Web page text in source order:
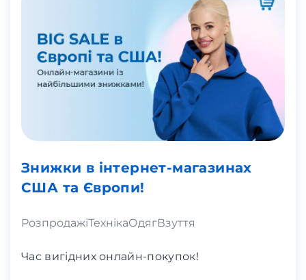
Знижки в інтернет-магазинах
США та Європи!
РозпродажіТехнікаОдягВзуття
Час вигідних онлайн-покупок!